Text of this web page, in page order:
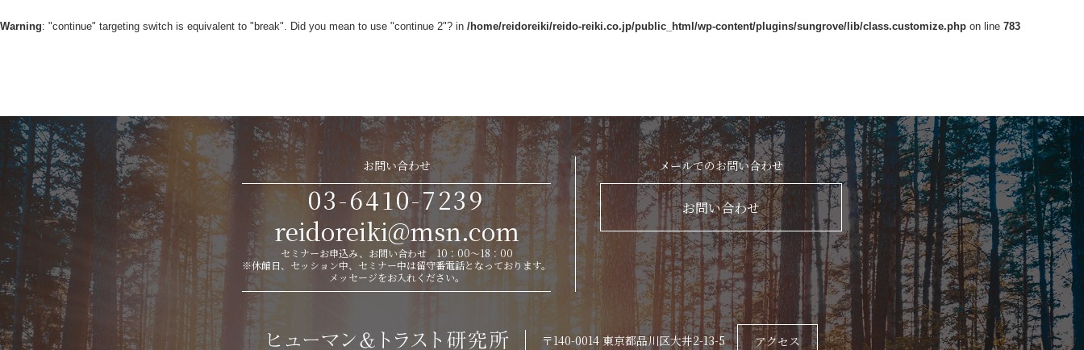
Warning: "continue" targeting switch is equivalent to "break". Did you mean to use "continue 2"? in /home/reidoreiki/reido-reiki.co.jp/public_html/wp-content/plugins/sungrove/lib/class.customize.php on line 783
お問い合わせ
03-6410-7239
reidoreiki@msn.com
セミナーお申込み、お問い合わせ 10：00～18：00
※休館日、セッション中、セミナー中は留守番電話となっております。
メッセージをお入れください。
メールでのお問い合わせ
お問い合わせ
〒140-0014東京都品川区大井2-13-5 アクセス